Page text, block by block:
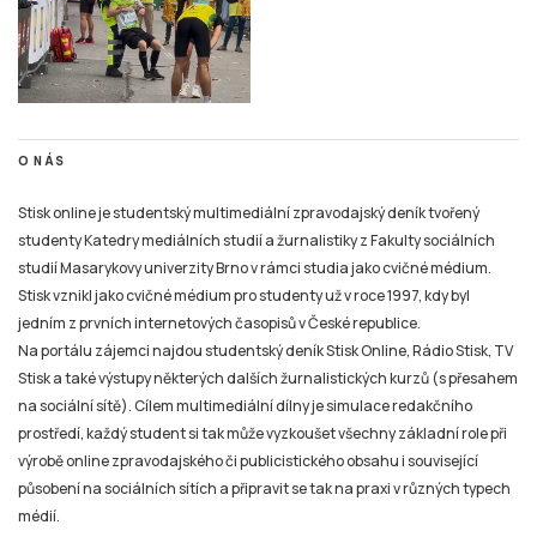
O NÁS
Stisk online je studentský multimediální zpravodajský deník tvořený
studenty Katedry mediálních studií a žurnalistiky z Fakulty sociálních
studií Masarykovy univerzity Brno v rámci studia jako cvičné médium.
Stisk vznikl jako cvičné médium pro studenty už v roce 1997, kdy byl
jedním z prvních internetových časopisů v České republice.
Na portálu zájemci najdou studentský deník Stisk Online, Rádio Stisk, TV
Stisk a také výstupy některých dalších žurnalistických kurzů (s přesahem
na sociální sítě). Cílem multimediální dílny je simulace redakčního
prostředí, každý student si tak může vyzkoušet všechny základní role při
výrobě online zpravodajského či publicistického obsahu i související
působení na sociálních sítích a připravit se tak na praxi v různých typech
médií.